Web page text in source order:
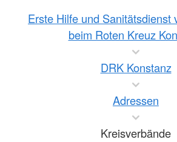
Erste Hilfe und Sanitätsdienst
beim Roten Kreuz
DRK Konstanz
Adressen
Kreisverbände